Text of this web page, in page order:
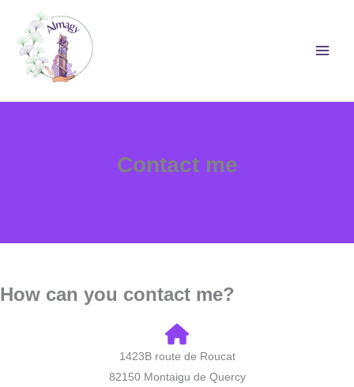
content
Contact me
How can you contact me?
1423B route de Roucat
82150 Montaigu de Quercy